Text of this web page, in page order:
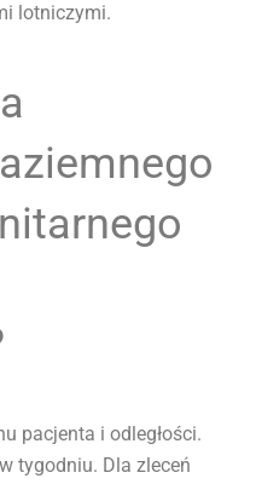
lotniczymi.
pacjenta i odległości.
tygodniu. Dla zleceń